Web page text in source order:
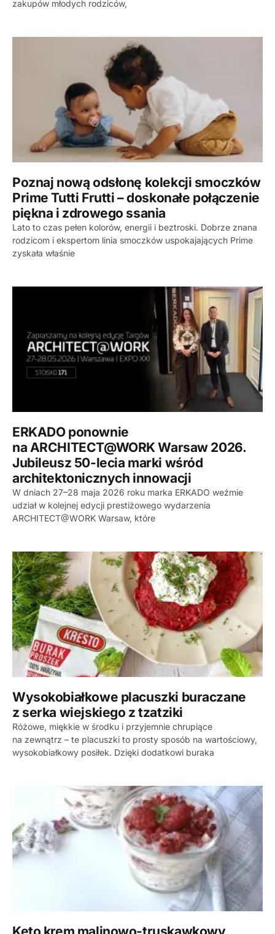
zakupów młodych rodziców,
Poznaj nową odsłonę kolekcji smoczków
Prime Tutti Frutti – doskonałe połączenie
piękna i zdrowego ssania
Lato to czas pełen kolorów, energii i beztroski. Dobrze znana
rodzicom i ekspertom linia smoczków uspokajających Prime
zyskała właśnie
ERKADO ponownie
na ARCHITECT@WORK Warsaw 2026.
Jubileusz 50-lecia marki wśród
architektonicznych innowacji
W dniach 27–28 maja 2026 roku marka ERKADO weźmie
udział w kolejnej edycji prestiżowego wydarzenia
ARCHITECT@WORK Warsaw, które
Wysokobiałkowe placuszki buraczane
z serka wiejskiego z tzatziki
Różowe, miękkie w środku i przyjemnie chrupiące
na zewnątrz – te placuszki to prosty sposób na wartościowy,
wysokobiałkowy posiłek. Dzięki dodatkowi buraka